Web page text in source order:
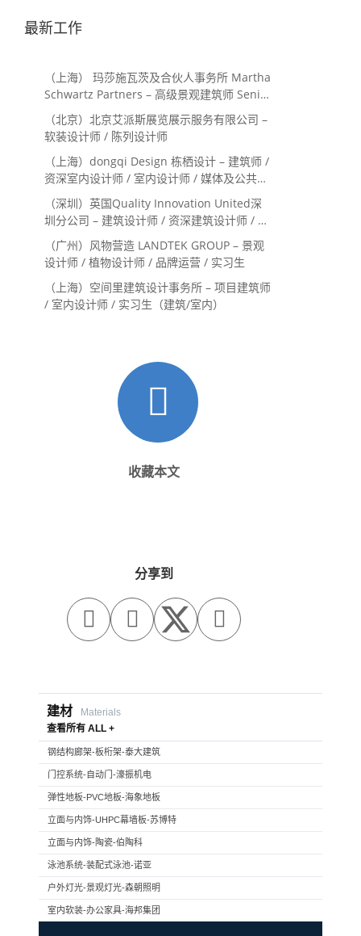
最新工作
（上海） 玛莎施瓦茨及合伙人事务所 Martha
Schwartz Partners – 高级景观建筑师 Senior
Landscape Designer / 景观建筑师
Landscape Designer
（北京）北京艾派斯展览展示服务有限公司 –
软装设计师 / 陈列设计师
（上海）dongqi Design 栋栖设计 – 建筑师 /
资深室内设计师 / 室内设计师 / 媒体及公共关
系主管 / 设计实习生（常年招聘）
（深圳）英国Quality Innovation United深
圳分公司 – 建筑设计师 / 资深建筑设计师 / 室
内设计师 / 设计实习生
（广州）风物营造 LANDTEK GROUP – 景观
设计师 / 植物设计师 / 品牌运营 / 实习生
（上海）空间里建筑设计事务所 – 项目建筑师
/ 室内设计师 / 实习生（建筑/室内）
收藏本文
分享到
  
建材
Materials
查看所有 ALL +
钢结构廊架-板桁架-泰大建筑
门控系统-自动门-濠振机电
弹性地板-PVC地板-海象地板
立面与内饰-UHPC幕墙板-苏博特
立面与内饰-陶瓷-伯陶科
泳池系统-装配式泳池-诺亚
户外灯光-景观灯光-森朝照明
室内软装-办公家具-海邦集团